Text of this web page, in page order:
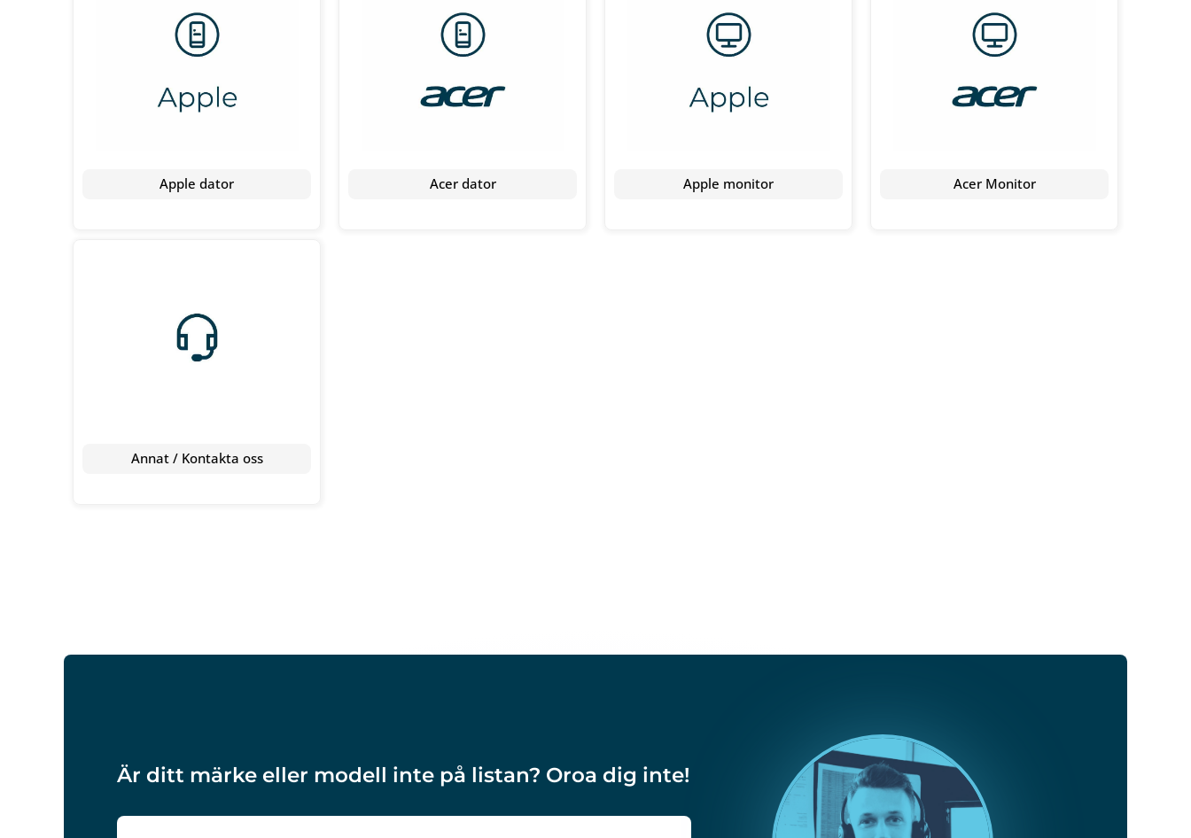
Apple dator Acer dator Apple monitor Acer Monitor
Annat / Kontakta oss
Är ditt märke eller modell inte på listan? Oroa dig inte!